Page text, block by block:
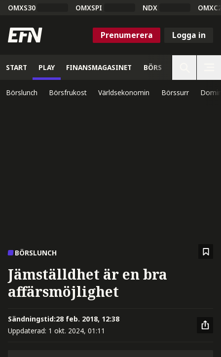
OMXS30 OMXSPI NDX
Prenumerera Logga in
START PLAY FINANSMAGASINET BÖRS
Börslunch Börsfrukost Världsekonomin Börssurr
BÖRSLUNCH
Jämställdhet är en bra
affärsmöjlighet
Sändningstid:28 feb. 2018, 12:38
Uppdaterad: 1 okt. 2024, 01:11